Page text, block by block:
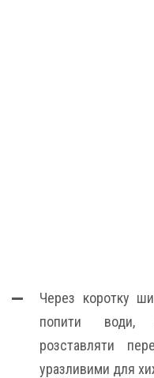
Через коротку
попити води,
розставляти
уразливими для